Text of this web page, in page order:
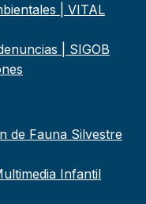
| VITAL
| SIGOB
de Fauna Silvestre
Infantil